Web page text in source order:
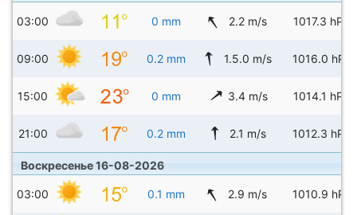
03:00 0 mm 2.2 m/s 1017.3 hPa
09:00 0.2 mm 1.5.0 m/s 1016.0 hPa
15:00 0 mm 3.4 m/s 1014.1 hPa
21:00 0.2 mm 2.1 m/s 1012.3 hPa
Воскресенье 16-08-2026
03:00 0.1 mm 2.9 m/s 1010.9 hPa